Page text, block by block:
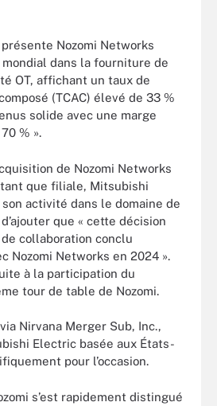
Nozomi Networks
dans la fourniture de
OT, affichant un taux de
(TCAC) élevé de 33 %
solide avec une marge
% ».
de Nozomi Networks
que filiale, Mitsubishi
activité dans le domaine de
que « cette décision
collaboration conclu
Nozomi Networks en 2024 ».
à la participation du
tour de table de Nozomi.
Nirvana Merger Sub, Inc.,
Electric basée aux États-
pour l’occasion.
s’est rapidement distingué